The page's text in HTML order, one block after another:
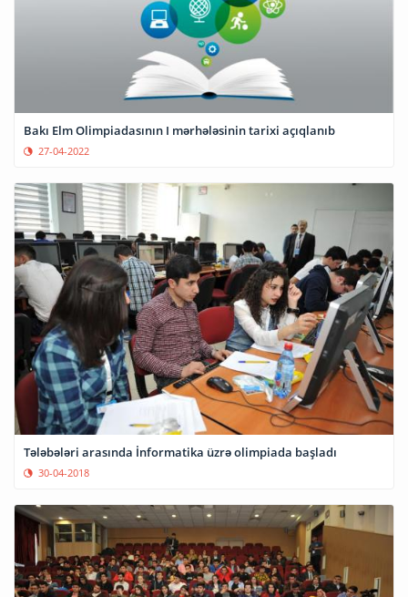
Bakı Elm Olimpiadasının I mərhələsinin tarixi açıqlanıb
27-04-2022
Tələbələri arasında İnformatika üzrə olimpiada başladı
30-04-2018